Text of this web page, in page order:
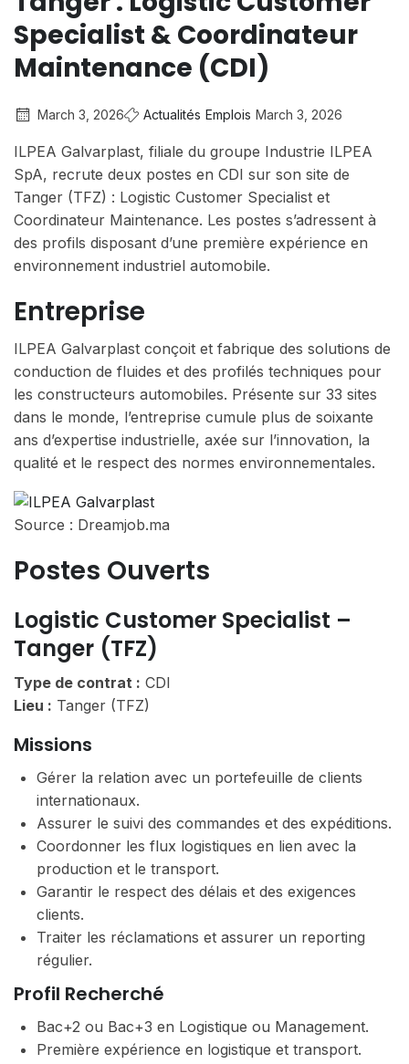
Specialist & Coordinateur
Maintenance (CDI)
March 3, 2026 Actualités Emplois March 3, 2026
ILPEA Galvarplast, filiale du groupe Industrie ILPEA
SpA, recrute deux postes en CDI sur son site de
Tanger (TFZ) : Logistic Customer Specialist et
Coordinateur Maintenance. Les postes s’adressent à
des profils disposant d’une première expérience en
environnement industriel automobile.
Entreprise
ILPEA Galvarplast conçoit et fabrique des solutions de
conduction de fluides et des profilés techniques pour
les constructeurs automobiles. Présente sur 33 sites
dans le monde, l’entreprise cumule plus de soixante
ans d’expertise industrielle, axée sur l’innovation, la
qualité et le respect des normes environnementales.
Source : Dreamjob.ma
Postes Ouverts
Logistic Customer Specialist –
Tanger (TFZ)
Type de contrat : CDI
Lieu : Tanger (TFZ)
Missions
Gérer la relation avec un portefeuille de clients
internationaux.
Assurer le suivi des commandes et des expéditions.
Coordonner les flux logistiques en lien avec la
production et le transport.
Garantir le respect des délais et des exigences
clients.
Traiter les réclamations et assurer un reporting
régulier.
Profil Recherché
Bac+2 ou Bac+3 en Logistique ou Management.
Première expérience en logistique et transport.